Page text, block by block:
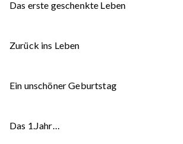
Das erste geschenkte Leben
Zurück ins Leben
Ein unschöner Geburtstag
Das 1.Jahr…